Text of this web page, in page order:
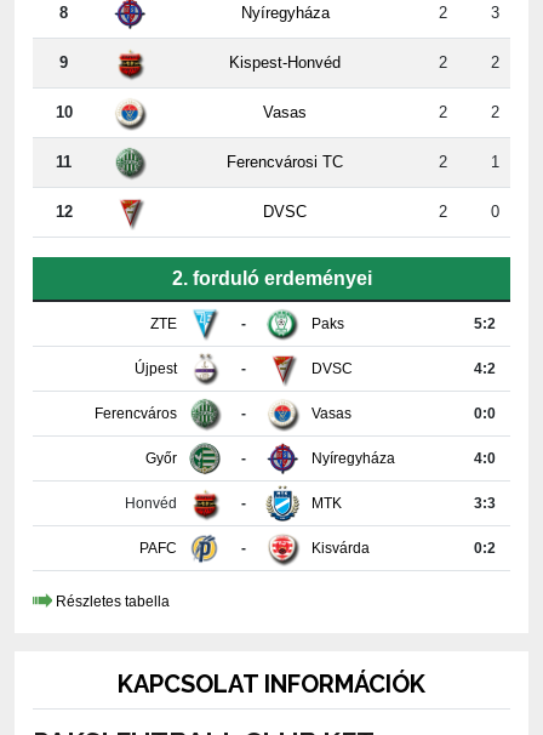
9 Kispest-Honvéd 2 2
10 Vasas 2 2
11 Ferencvárosi TC 2 1
12 DVSC 2 0
ZTE - Paks
Újpest DVSC 4:2
Ferencváros Vasas 0:0
Győr Nyíregyháza 4:0
Honvéd MTK 3:3
PAFC Kisvárda 0:2
Részletes tabella
PAKSI FUTBALL CLUB KFT.